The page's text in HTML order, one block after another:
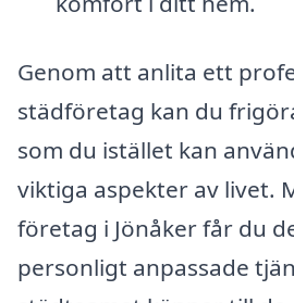
Genom att anlita ett
städföretag kan du
som du istället kan
viktiga aspekter av livet.
företag i Jönåker får du
personligt anpassade